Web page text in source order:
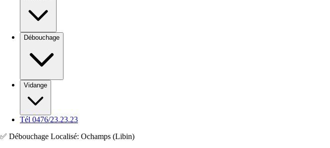
Débouchage
Vidange
Tél 0476/23.23.23
✅ Débouchage Localisé: Ochamps (Libin)